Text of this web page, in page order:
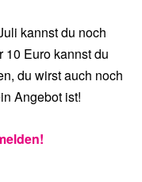
kannst du noch
Euro kannst du
du wirst auch noch
Angebot ist!